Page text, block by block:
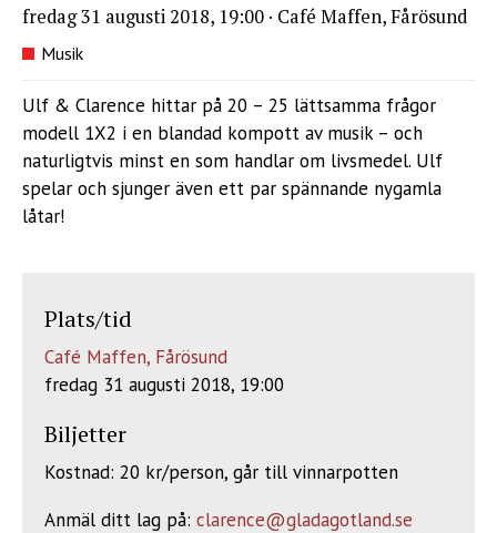
fredag 31 augusti 2018, 19:00 · Café Maffen, Fårösund
Musik
Ulf & Clarence hittar på 20 – 25 lättsamma frågor
modell 1X2 i en blandad kompott av musik – och
naturligtvis minst en som handlar om livsmedel. Ulf
spelar och sjunger även ett par spännande nygamla
låtar!
Plats/tid
Café Maffen, Fårösund
fredag 31 augusti 2018, 19:00
Biljetter
Kostnad: 20 kr/person, går till vinnarpotten
Anmäl ditt lag på: clarence@gladagotland.se